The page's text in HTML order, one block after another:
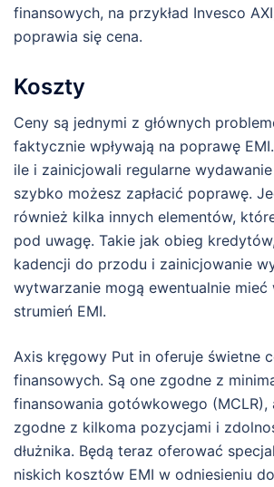
finansowych, na przykład Invesco
poprawia się cena.
Koszty
Ceny są jednymi z głównych
faktycznie wpływają na poprawę
ile i zainicjowali regularne
szybko możesz zapłacić poprawę.
również kilka innych elementów,
pod uwagę. Takie jak obieg
kadencji do przodu i zainicjowanie
wytwarzanie mogą ewentualnie mieć
strumień EMI.
Axis kręgowy Put in oferuje świetne
finansowych. Są one zgodne z
finansowania gotówkowego (MCLR),
zgodne z kilkoma pozycjami i
dłużnika. Będą teraz oferować
niskich kosztów EMI w odniesieniu